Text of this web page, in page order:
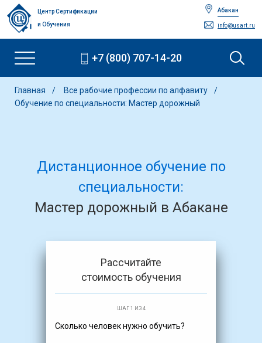
Центр Сертификации
и Обучения
Абакан
info@usart.ru
+7 (800) 707-14-20
Главная
Все рабочие профессии по алфавиту
Обучение по специальности: Мастер дорожный
Дистанционное обучение по
специальности:
Мастер дорожный в Абакане
Рассчитайте
стоимость обучения
ШАГ 1 ИЗ 4
Сколько человек нужно обучить?